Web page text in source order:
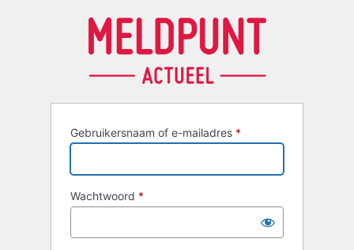
Gebruikersnaam of e-mailadres *
Wachtwoord *